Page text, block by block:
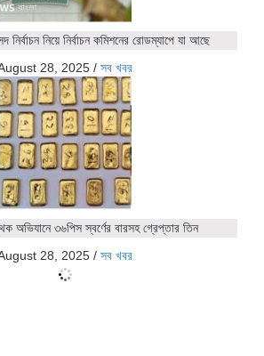
নিয়ে নির্বাচন কমিশনের রোডম্যাপে যা আছে
28, 2025 / সব খবর
অভিযানে ৩৬পিস স্বর্ণের বারসহ গ্রেপ্তার তিন
28, 2025 / সব খবর